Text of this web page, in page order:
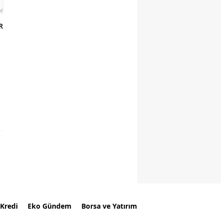
Kredi Eko Gündem Borsa ve Yatırım